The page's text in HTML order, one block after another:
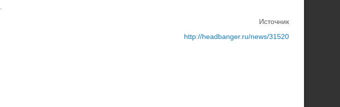
​Источник
http://headbanger.ru/news/31520